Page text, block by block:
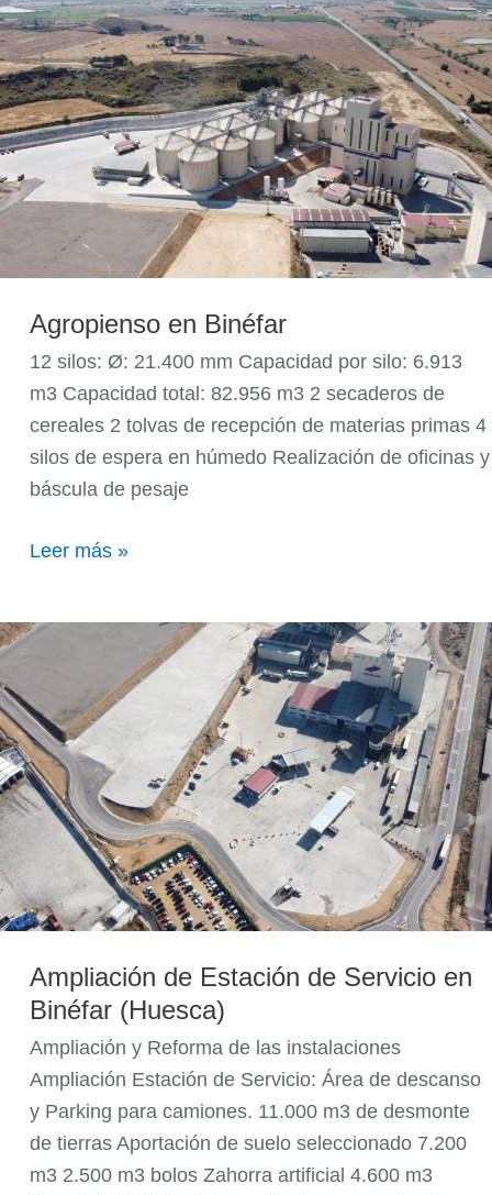
Agropienso en Binéfar
12 silos: Ø: 21.400 mm Capacidad por silo: 6.913
m3 Capacidad total: 82.956 m3 2 secaderos de
cereales 2 tolvas de recepción de materias primas 4
silos de espera en húmedo Realización de oficinas y
báscula de pesaje
en
Binéfar
Leer más »
Ampliación de Estación de Servicio en
Binéfar (Huesca)
Ampliación y Reforma de las instalaciones
Ampliación Estación de Servicio: Área de descanso
y Parking para camiones. 11.000 m3 de desmonte
de tierras Aportación de suelo seleccionado 7.200
m3 2.500 m3 bolos Zahorra artificial 4.600 m3
Ampliación
Estación
de
Servicio
en
Binéfar
(Huesca)